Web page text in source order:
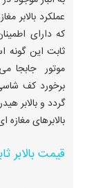
عملکرد بالابر
که دارای
ثابت این
موتور جابجا
برخورد کف
گردد و بالابر
بالابرهای مغازه ای نیز نوع ۳۰۰
قیمت بالابر